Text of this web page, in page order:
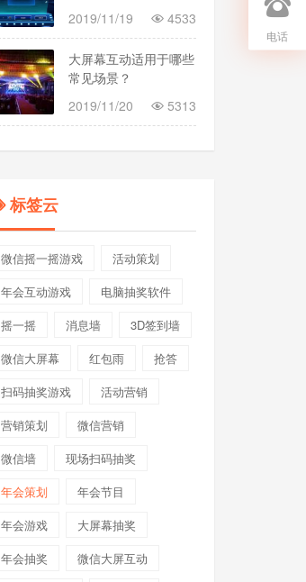
2019/11/19
4533
大屏幕互动适用于哪些
常见场景？
2019/11/20
5313
标签云
微信摇一摇游戏
活动策划
年会互动游戏
电脑抽奖软件
摇一摇
消息墙
3D签到墙
微信大屏幕
红包雨
抢答
扫码抽奖游戏
活动营销
营销策划
微信营销
微信墙
现场扫码抽奖
年会策划
年会节目
年会游戏
大屏幕抽奖
年会抽奖
微信大屏互动
电话